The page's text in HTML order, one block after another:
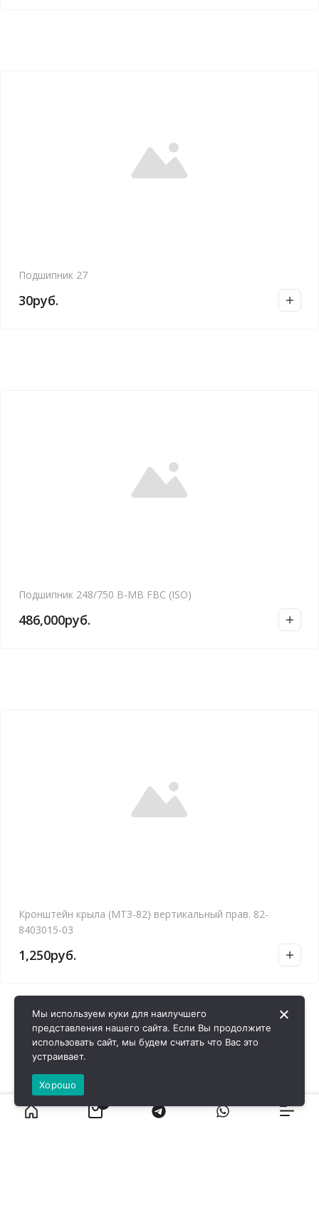
Подшипник 27
30руб.
Подшипник 248/750 B-MB FBC (ISO)
486,000руб.
Кронштейн крыла (МТЗ-82) вертикальный прав. 82-
8403015-03
1,250руб.
Мы используем куки для наилучшего
представления нашего сайта. Если Вы продолжите
использовать сайт, мы будем считать что Вас это
устраивает.
Хорошо